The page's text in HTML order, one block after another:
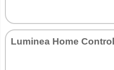
Lu­mi­nea Ho­me Con­trol